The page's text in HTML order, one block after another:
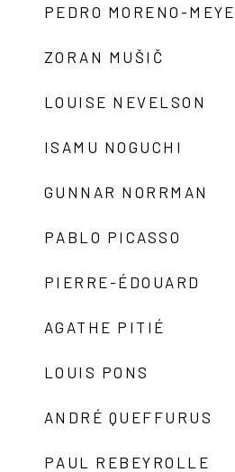
PEDRO MORENO-
ZORAN MUŠIČ
LOUISE NEVELSON
ISAMU NOGUCHI
GUNNAR NORRMAN
PABLO PICASSO
PIERRE-ÉDOUARD
AGATHE PITIÉ
LOUIS PONS
ANDRÉ QUEFFURUS
PAUL REBEYROLLE